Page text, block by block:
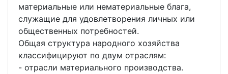
материальные или нематериальные блага,
служащие для удовлетворения личных или
общественных потребностей.
Общая структура народного хозяйства
классифицируют по двум отраслям:
- отрасли материального производства.